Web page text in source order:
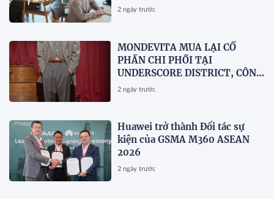
2 ngày trước
MONDEVITA MUA LẠI CỔ
PHẦN CHI PHỐI TẠI
UNDERSCORE DISTRICT, CÔNG
TY MẸ CỦA MAGLIANO, ĐÁNH
TẢNG THƯƠNG HIỆU CAO CẤP
MỚI CỦA Ý.
2 ngày trước
Huawei trở thành Đối tác sự
kiện của GSMA M360 ASEAN
2026
2 ngày trước